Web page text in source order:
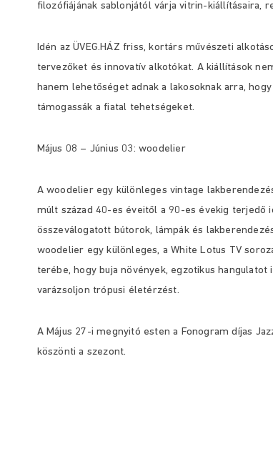
filozófiájának sablonjától várja vitrin-kiállításaira,
Idén az ÜVEG.HÁZ friss, kortárs művészeti
tervezőket és innovatív alkotókat. A kiállítások
hanem lehetőséget adnak a lakosoknak arra,
támogassák a fiatal tehetségeket.
Május 08 – Június 03: woodelier
A woodelier egy különleges vintage
múlt század 40-es éveitől a 90-es évekig terjedő
összeválogatott bútorok, lámpák és
woodelier egy különleges, a White Lotus TV
terébe, hogy buja növények, egzotikus
varázsoljon trópusi életérzést.
A Május 27-i megnyitó esten a Fonogram díjas
köszönti a szezont.